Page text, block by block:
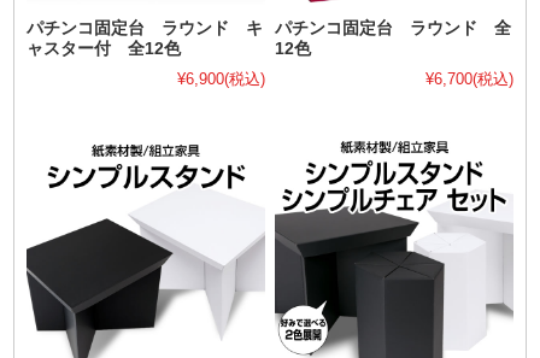
パチンコ固定台 ラウンド キ
ャスター付 全12色
¥6,900(税込)
パチンコ固定台 ラウンド 全
12色
¥6,700(税込)